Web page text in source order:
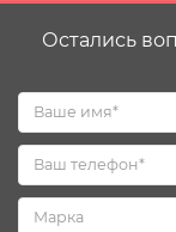
Остались